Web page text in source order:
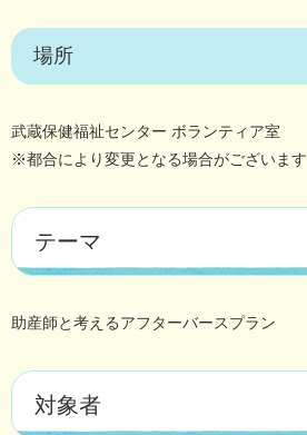
場所
武蔵保健福祉センター ボランティア室
※都合により変更となる場合がございます
テーマ
助産師と考えるアフターバースプラン
対象者